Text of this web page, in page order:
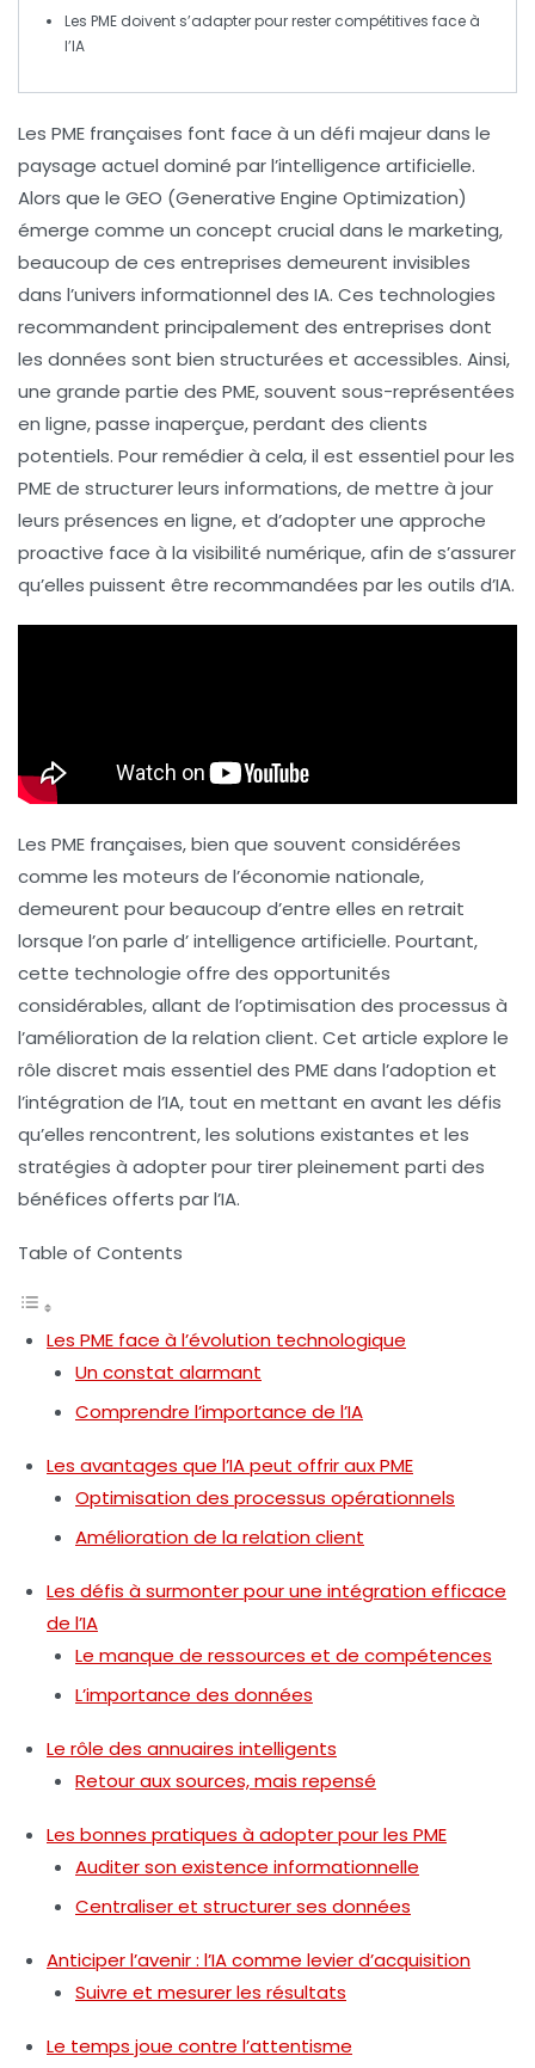
Les PME doivent s’adapter pour rester compétitives face à
l’IA
Les PME françaises font face à un défi majeur dans le
paysage actuel dominé par l’intelligence artificielle.
Alors que le GEO (Generative Engine Optimization)
émerge comme un concept crucial dans le marketing,
beaucoup de ces entreprises demeurent invisibles
dans l’univers informationnel des IA. Ces technologies
recommandent principalement des entreprises dont
les données sont bien structurées et accessibles. Ainsi,
une grande partie des PME, souvent sous-représentées
en ligne, passe inaperçue, perdant des clients
potentiels. Pour remédier à cela, il est essentiel pour les
PME de structurer leurs informations, de mettre à jour
leurs présences en ligne, et d’adopter une approche
proactive face à la visibilité numérique, afin de s’assurer
qu’elles puissent être recommandées par les outils d’IA.
Les PME françaises, bien que souvent considérées
comme les moteurs de l’économie nationale,
demeurent pour beaucoup d’entre elles en retrait
lorsque l’on parle d’intelligence artificielle. Pourtant,
cette technologie offre des opportunités
considérables, allant de l’optimisation des processus à
l’amélioration de la relation client. Cet article explore le
rôle discret mais essentiel des PME dans l’adoption et
l’intégration de l’IA, tout en mettant en avant les défis
qu’elles rencontrent, les solutions existantes et les
stratégies à adopter pour tirer pleinement parti des
bénéfices offerts par l’IA.
Table of Contents
Les PME face à l’évolution technologique
Un constat alarmant
Comprendre l’importance de l’IA
Les avantages que l’IA peut offrir aux PME
Optimisation des processus opérationnels
Amélioration de la relation client
Les défis à surmonter pour une intégration efficace
de l’IA
Le manque de ressources et de compétences
L’importance des données
Le rôle des annuaires intelligents
Retour aux sources, mais repensé
Les bonnes pratiques à adopter pour les PME
Auditer son existence informationnelle
Centraliser et structurer ses données
Anticiper l’avenir : l’IA comme levier d’acquisition
Suivre et mesurer les résultats
Le temps joue contre l’attentisme